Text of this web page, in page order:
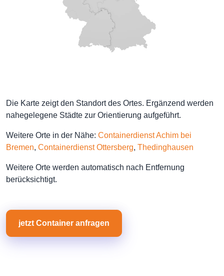
Die Karte zeigt den Standort des Ortes. Ergänzend werden
nahegelegene Städte zur Orientierung aufgeführt.
Weitere Orte in der Nähe: Containerdienst Achim bei
Bremen, Containerdienst Ottersberg, Thedinghausen
Weitere Orte werden automatisch nach Entfernung
berücksichtigt.
jetzt Container anfragen